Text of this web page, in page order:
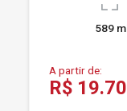
589
A partir de:
R$